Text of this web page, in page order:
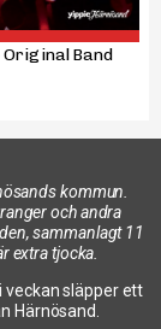
Band
kommun.
och andra
sammanlagt 11
extra tjocka.
veckan släpper ett
Härnösand.